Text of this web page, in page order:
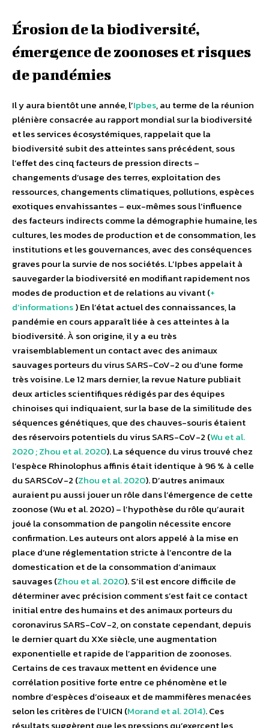
Érosion de la biodiversité,
émergence de zoonoses et risques
de pandémies
Il y aura bientôt une année, l’Ipbes, au terme de la réunion
plénière consacrée au rapport mondial sur la biodiversité
et les services écosystémiques, rappelait que la
biodiversité subit des atteintes sans précédent, sous
l’effet des cinq facteurs de pression directs –
changements d’usage des terres, exploitation des
ressources, changements climatiques, pollutions, espèces
exotiques envahissantes – eux-mêmes sous l’influence
des facteurs indirects comme la démographie humaine, les
cultures, les modes de production et de consommation, les
institutions et les gouvernances, avec des conséquences
graves pour la survie de nos sociétés. L’Ipbes appelait à
sauvegarder la biodiversité en modifiant rapidement nos
modes de production et de relations au vivant (+
d’informations) En l’état actuel des connaissances, la
pandémie en cours apparaît liée à ces atteintes à la
biodiversité. À son origine, il y a eu très
vraisemblablement un contact avec des animaux
sauvages porteurs du virus SARS-CoV-2 ou d’une forme
très voisine. Le 12 mars dernier, la revue Nature publiait
deux articles scientifiques rédigés par des équipes
chinoises qui indiquaient, sur la base de la similitude des
séquences génétiques, que des chauves-souris étaient
des réservoirs potentiels du virus SARS-CoV-2 (Wu et al.
2020 ; Zhou et al. 2020). La séquence du virus trouvé chez
l’espèce Rhinolophus affinis était identique à 96 % à celle
du SARSCoV-2 (Zhou et al. 2020). D’autres animaux
auraient pu aussi jouer un rôle dans l’émergence de cette
zoonose (Wu et al. 2020) – l’hypothèse du rôle qu’aurait
joué la consommation de pangolin nécessite encore
confirmation. Les auteurs ont alors appelé à la mise en
place d’une réglementation stricte à l’encontre de la
domestication et de la consommation d’animaux
sauvages (Zhou et al. 2020). S’il est encore difficile de
déterminer avec précision comment s’est fait ce contact
initial entre des humains et des animaux porteurs du
coronavirus SARS-CoV-2, on constate cependant, depuis
le dernier quart du XXe siècle, une augmentation
exponentielle et rapide de l’apparition de zoonoses.
Certains de ces travaux mettent en évidence une
corrélation positive forte entre ce phénomène et le
nombre d’espèces d’oiseaux et de mammifères menacées
selon les critères de l’UICN (Morand et al. 2014). Ces